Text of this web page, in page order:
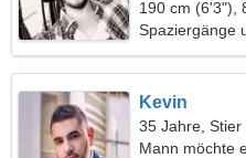
190 cm (6'3"),
Spaziergänge
Kevin
35 Jahre, Stier
Mann möchte